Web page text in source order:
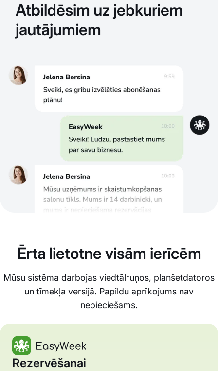
Atbildēsim uz jebkuriem
jautājumiem
Ērta lietotne visām ierīcēm
Mūsu sistēma darbojas viedtālruņos, planšetdatoros
un tīmekļa versijā. Papildu aprīkojums nav
nepieciešams.
Rezervēšanai